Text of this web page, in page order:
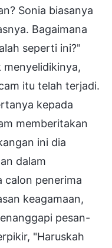
Sonia biasanya
Bagaimana
seperti ini?"
menyelidikinya,
itu telah terjadi.
kepada
memberitakan
ini dia
dalam
calon penerima
keagamaan,
pesan-
"Haruskah